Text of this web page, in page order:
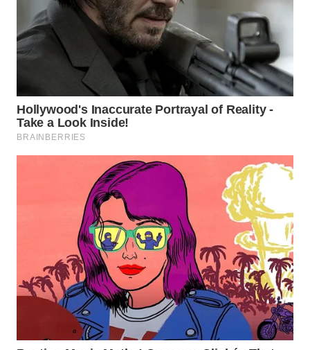
WN
PRIANGAN
TIMUR
SEMARANG
WN
WN
SURABAYA
WN